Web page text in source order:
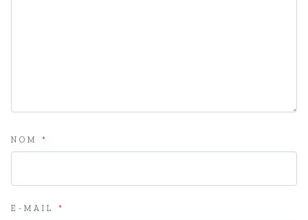
NOM *
E-MAIL *